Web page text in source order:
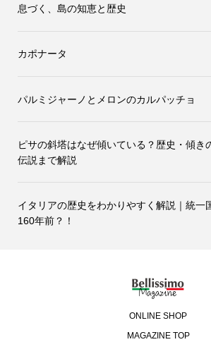
息づく、島の知恵と歴史
カポナータ
パルミジャーノとメロンのカルパッチョ
ピサの斜塔はなぜ傾いている？歴史・傾き
伝説まで解説
イタリアの歴史をわかりやすく解説｜統一
160年前？！
ONLINE SHOP
MAGAZINE TOP